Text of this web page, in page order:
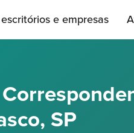
e empresas
SP